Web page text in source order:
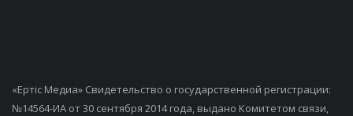
«Ертiс Медиа» Свидетельство о государственной регистрации:
№14564-ИА от 30 сентября 2014 года, выдано Комитетом связи,